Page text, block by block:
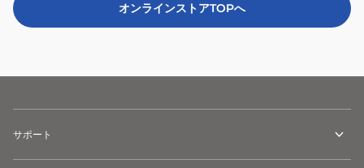
オンラインストアTOPへ
サポート